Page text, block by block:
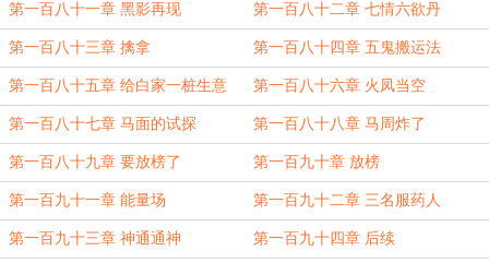
第一百八十一章 黑影再现 第一百八十二章 七情六欲丹
第一百八十三章 擒拿 第一百八十四章 五鬼搬运法
第一百八十五章 给白家一桩生意 第一百八十六章 火凤当空
第一百八十七章 马面的试探 第一百八十八章 马周炸了
第一百八十九章 要放榜了 第一百九十章 放榜
第一百九十一章 能量场 第一百九十二章 三名服药人
第一百九十三章 神通通神 第一百九十四章 后续